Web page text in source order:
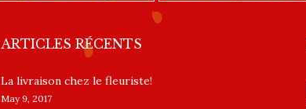
ARTICLES RÉCENTS
La livraison chez le fleuriste!
May 9, 2017